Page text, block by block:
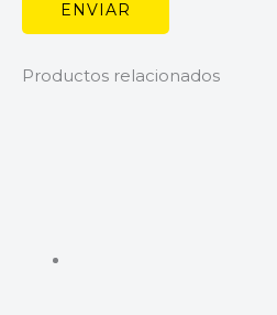
Productos relacionados